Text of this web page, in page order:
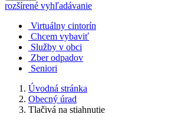
rozšírené vyhľadávanie
Virtuálny cintorín
Chcem vybaviť
Služby v obci
Zber odpadov
Seniori
Úvodná stránka
Obecný úrad
Tlačivá na stiahnutie